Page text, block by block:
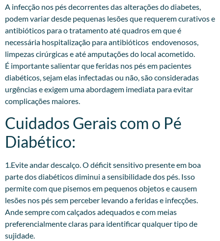
A infecção nos pés decorrentes das alterações do diabetes,
podem variar desde pequenas lesões que requerem curativos e
antibióticos para o tratamento até quadros em que é
necessária hospitalização para antibióticos endovenosos,
limpezas cirúrgicas e até amputações do local acometido.
É importante salientar que feridas nos pés em pacientes
diabéticos, sejam elas infectadas ou não, são consideradas
urgências e exigem uma abordagem imediata para evitar
complicações maiores.
Cuidados Gerais com o Pé
Diabético:
1.Evite andar descalço. O déficit sensitivo presente em boa
parte dos diabéticos diminui a sensibilidade dos pés. Isso
permite com que pisemos em pequenos objetos e causem
lesões nos pés sem perceber levando a feridas e infecções.
Ande sempre com calçados adequados e com meias
preferencialmente claras para identificar qualquer tipo de
sujidade.